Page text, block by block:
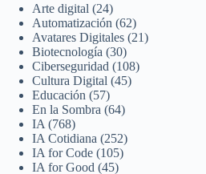
Arte digital (24)
Automatización (62)
Avatares Digitales (21)
Biotecnología (30)
Ciberseguridad (108)
Cultura Digital (45)
Educación (57)
En la Sombra (64)
IA (768)
IA Cotidiana (252)
IA for Code (105)
IA for Good (45)